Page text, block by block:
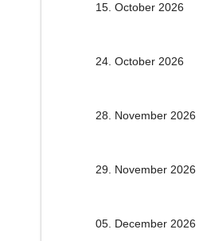
15. October 2026
24. October 2026
28. November 2026
29. November 2026
05. December 2026